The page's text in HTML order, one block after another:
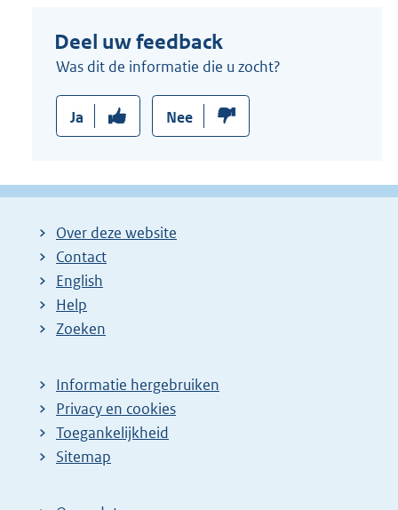
Deel uw feedback
Was dit de informatie die u zocht?
Ja Nee
Over deze website
Contact
English
Help
Zoeken
Informatie hergebruiken
Privacy en cookies
Toegankelijkheid
Sitemap